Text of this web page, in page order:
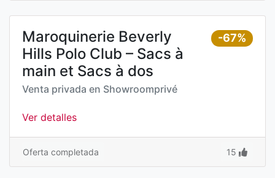
-67%
Maroquinerie Beverly
Hills Polo Club – Sacs à
main et Sacs à dos
Venta privada en Showroomprivé
Ver detalles
Oferta completada 15